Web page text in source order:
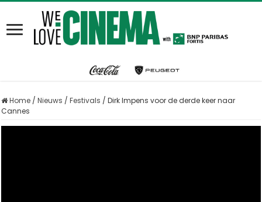
Home / Nieuws / Festivals / Dirk Impens voor de derde keer naar
Cannes